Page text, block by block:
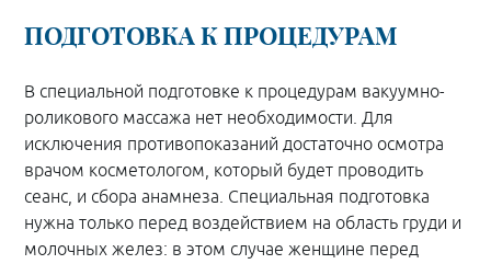
ПОДГОТОВКА К ПРОЦЕДУРАМ
В специальной подготовке к процедурам вакуумно-
роликового массажа нет необходимости. Для
исключения противопоказаний достаточно осмотра
врачом косметологом, который будет проводить
сеанс, и сбора анамнеза. Специальная подготовка
нужна только перед воздействием на область груди и
молочных желез: в этом случае женщине перед